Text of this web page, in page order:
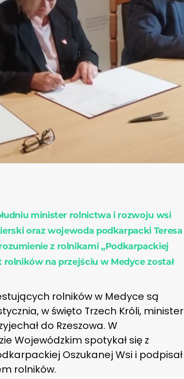
minister rolnictwa i rozwoju wsi
oraz wojewoda podkarpacki Teresa
z rolnikami „Podkarpackiej
na przejściu w Medyce został
rolników w Medyce są
w święto Trzech Króli, minister
do Rzeszowa. W
Wojewódzkim spotykał się z
Oszukanej Wsi i podpisał
rolników.